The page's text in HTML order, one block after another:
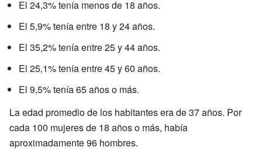
El 24,3% tenía menos de 18 años.
El 5,9% tenía entre 18 y 24 años.
El 35,2% tenía entre 25 y 44 años.
El 25,1% tenía entre 45 y 60 años.
El 9,5% tenía 65 años o más.
La edad promedio de los habitantes era de 37 años. Por
cada 100 mujeres de 18 años o más, había
aproximadamente 96 hombres.